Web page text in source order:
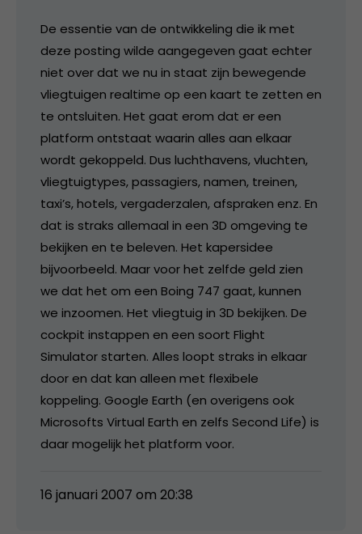
De essentie van de ontwikkeling die ik met
deze posting wilde aangegeven gaat echter
niet over dat we nu in staat zijn bewegende
vliegtuigen realtime op een kaart te zetten en
te ontsluiten. Het gaat erom dat er een
platform ontstaat waarin alles aan elkaar
wordt gekoppeld. Dus luchthavens, vluchten,
vliegtuigtypes, passagiers, namen, treinen,
taxi’s, hotels, vergaderzalen, afspraken enz. En
dat is straks allemaal in een 3D omgeving te
bekijken en te beleven. Het kapersidee
bijvoorbeeld. Maar voor het zelfde geld zien
we dat het om een Boing 747 gaat, kunnen
we inzoomen. Het vliegtuig in 3D bekijken. De
cockpit instappen en een soort Flight
Simulator starten. Alles loopt straks in elkaar
door en dat kan alleen met flexibele
koppeling. Google Earth (en overigens ook
Microsofts Virtual Earth en zelfs Second Life) is
daar mogelijk het platform voor.
16 januari 2007 om 20:38